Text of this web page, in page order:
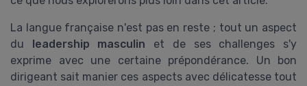
La langue française n'est pas en reste ; tout un aspect
du
leadership masculin et de ses challenges s'y
exprime avec une certaine prépondérance. Un bon
dirigeant sait manier ces aspects avec délicatesse tout